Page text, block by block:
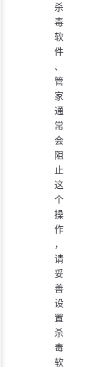
杀
毒
软
件
、
管
家
通
常
会
阻
止
这
个
操
作
，
请
妥
善
设
置
杀
毒
软